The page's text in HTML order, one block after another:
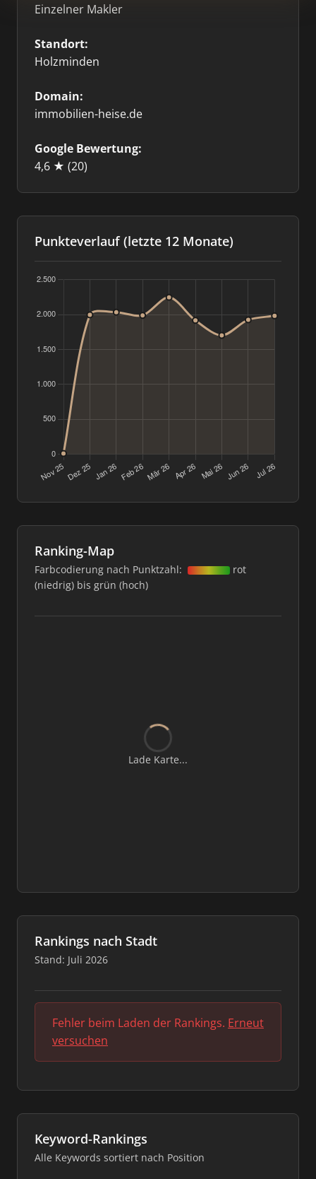
Einzelner Makler
Standort:
Holzminden
Domain:
immobilien-heise.de
Google Bewertung:
4,6 ★ (20)
Punkteverlauf (letzte 12 Monate)
Ranking-Map
Farbcodierung nach Punktzahl:
rot
(niedrig) bis grün (hoch)
Lade Karte...
Rankings nach Stadt
Stand: Juli 2026
Fehler beim Laden der Rankings. Erneut
versuchen
Keyword-Rankings
Alle Keywords sortiert nach Position